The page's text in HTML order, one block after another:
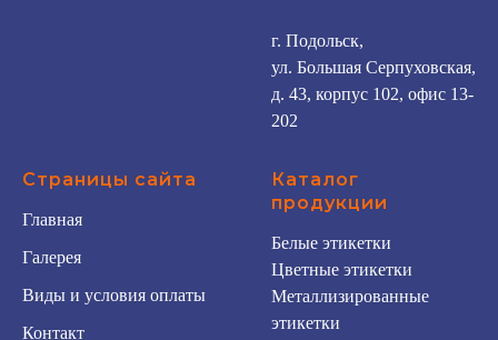
г. Подольск,
ул. Большая Серпуховская,
д. 43, корпус 102, офис 13-
202
Страницы сайта
Главная
Галерея
Виды и условия оплаты
Контакт
Каталог
продукции
Белые этикетки
Цветные этикетки
Металлизированные
этикетки